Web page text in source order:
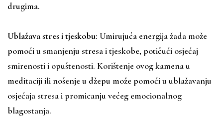
drugima.
Ublažava stres i tjeskobu: Umirujuća energija žada može
pomoći u smanjenju stresa i tjeskobe, potičući osjećaj
smirenosti i opuštenosti. Korištenje ovog kamena u
meditaciji ili nošenje u džepu može pomoći u ublažavanju
osjećaja stresa i promicanju većeg emocionalnog
blagostanja.